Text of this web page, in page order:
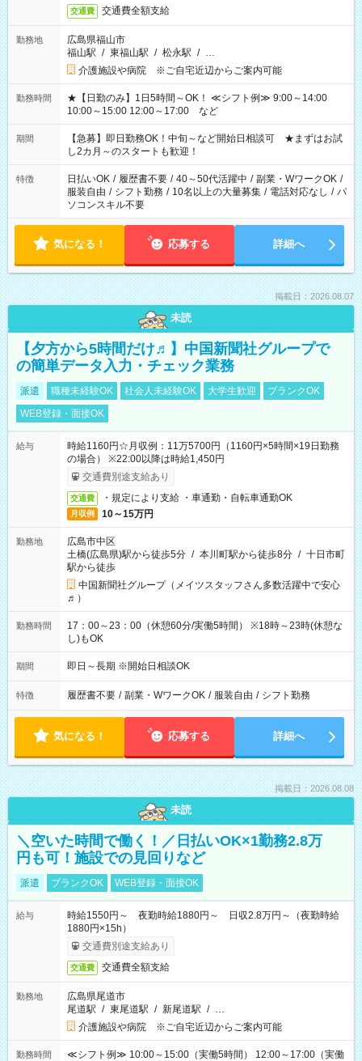
交通費 交通費全額支給
勤務地
広島県福山市
福山駅 / 東福山駅 / 松永駅 / …
介護施設や病院 ※ご自宅近辺からご案内可能
勤務時間
★【日勤のみ】1日5時間～OK！ ≪シフト例≫ 9:00～14:00
10:00～15:00 12:00～17:00 など
期間
【急募】即日勤務OK！中旬～など開始日相談可 ★まずはお試
し2カ月～のスタートも歓迎！
特徴 日払いOK / 履歴書不要 / 40～50代活躍中 / 副業・WワークOK /
服装自由 / シフト勤務 / 10名以上の大量募集 / 電話対応なし / パ
ソコンスキル不要
気になる！ 応募する 詳細へ
掲載日：2026.08.07
未読
【夕方から5時間だけ♬】中国新聞社グループで
の簡単データ入力・チェック業務
派遣 職種未経験OK 社会人未経験OK 大学生歓迎
ブランクOK
WEB登録・面接OK
給与
時給1160円☆月収例：11万5700円（1160円×5時間×19日勤務
の場合） ※22:00以降は時給1,450円
交通費別途支給あり
交通費 ・規定により支給 ・車通勤・自転車通勤OK
月収例 10～15万円
勤務地
広島市中区
土橋(広島県)駅から徒歩5分 / 本川町駅から徒歩8分 / 十日市町
駅から徒歩
中国新聞社グループ（メイツスタッフさん多数活躍中で安心
♬）
勤務時間
17：00～23：00（休憩60分/実働5時間） ※18時～23時(休憩な
し)もOK
期間 即日～長期 ※開始日相談OK
特徴 履歴書不要 / 副業・WワークOK / 服装自由 / シフト勤務
気になる！ 応募する 詳細へ
掲載日：2026.08.08
未読
＼空いた時間で働く！／日払いOK×1勤務2.8万
円も可！施設での見回りなど
派遣 ブランクOK WEB登録・面接OK
給与
時給1550円～ 夜勤時給1880円～ 日収2.8万円～（夜勤時給
1880円×15h）
交通費別途支給あり
交通費 交通費全額支給
勤務地
広島県尾道市
尾道駅 / 東尾道駅 / 新尾道駅 / …
介護施設や病院 ※ご自宅近辺からご案内可能
勤務時間
≪シフト例≫ 10:00～15:00（実働5時間） 12:00～17:00（実働